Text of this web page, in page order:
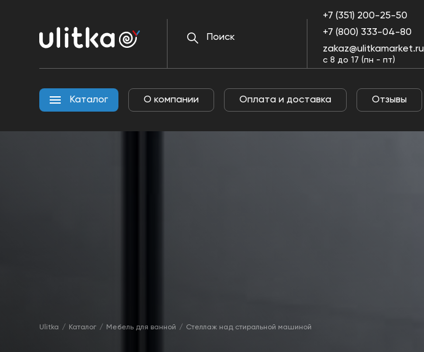
+7 (351) 200-25-50
+7 (800) 333-04-80
zakaz@ulitkamarket.ru
с 8 до 17 (пн - пт)
Каталог О компании Оплата и доставка Отзывы
Каталог
Оплата и
доставка
Ulitka Каталог Мебель для ванной Стеллаж над стиральной машиной